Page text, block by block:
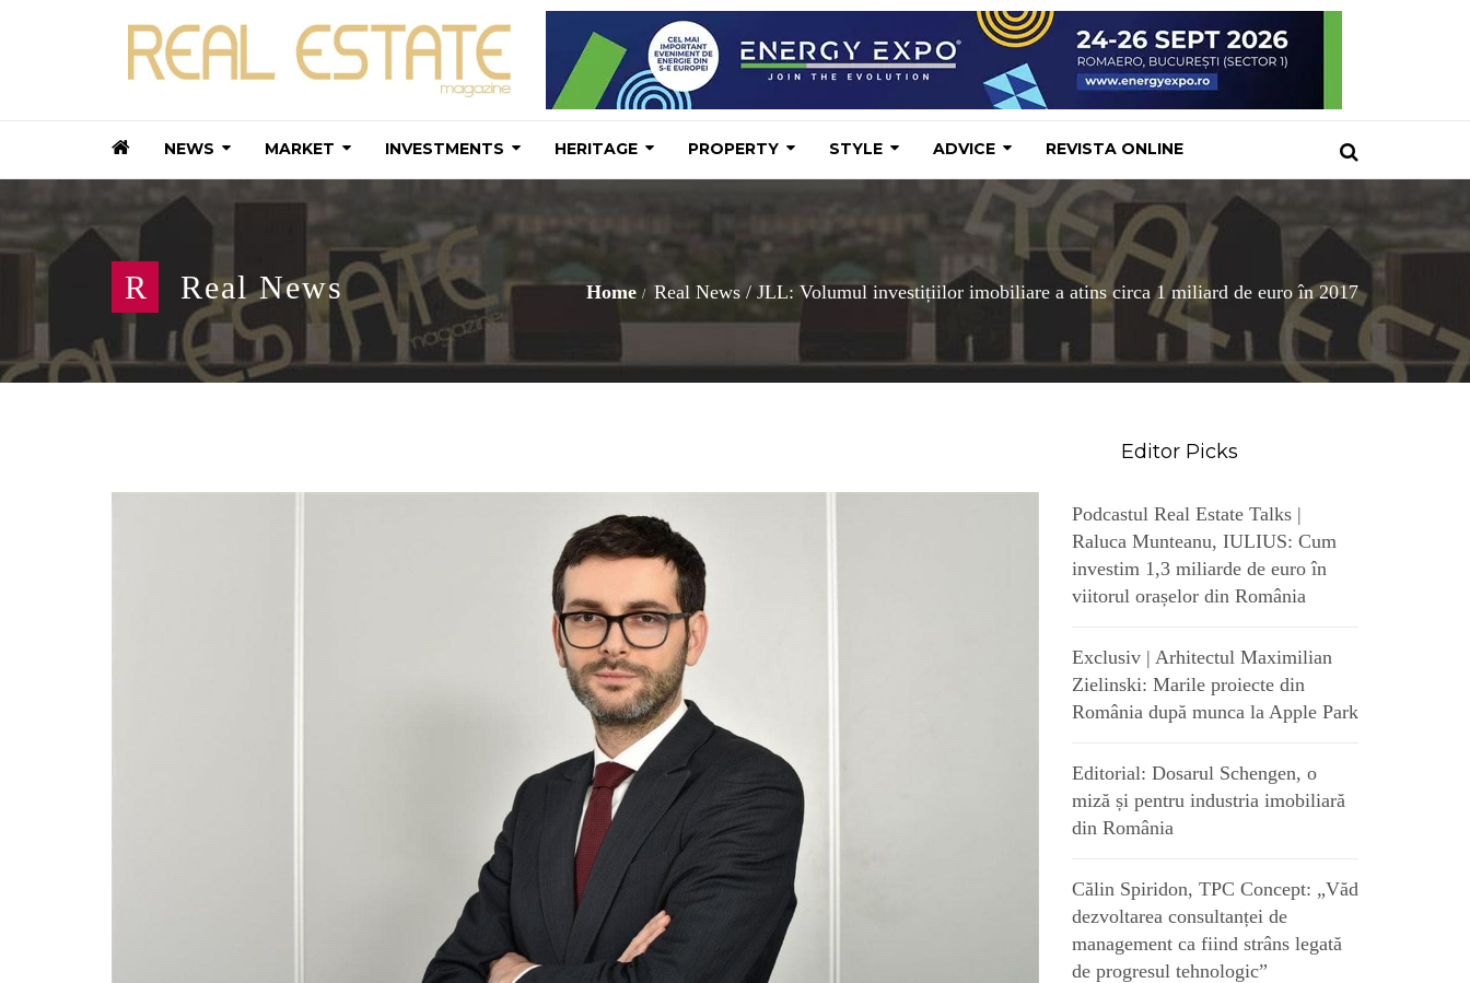
NEWS MARKET INVESTMENTS HERITAGE PROPERTY STYLE ADVICE REVISTA ONLINE
R Real News Home Real News / JLL: Volumul investițiilor imobiliare a atins circa 1 miliard de euro în 2017
Editor Picks
Podcastul Real Estate Talks |
Raluca Munteanu, IULIUS: Cum
investim 1,3 miliarde de euro în
viitorul orașelor din România
Exclusiv | Arhitectul Maximilian
Zielinski: Marile proiecte din
România după munca la Apple Park
Editorial: Dosarul Schengen, o
miză și pentru industria imobiliară
din România
Călin Spiridon, TPC Concept: „Văd
dezvoltarea consultanței de
management ca fiind strâns legată
de progresul tehnologic”